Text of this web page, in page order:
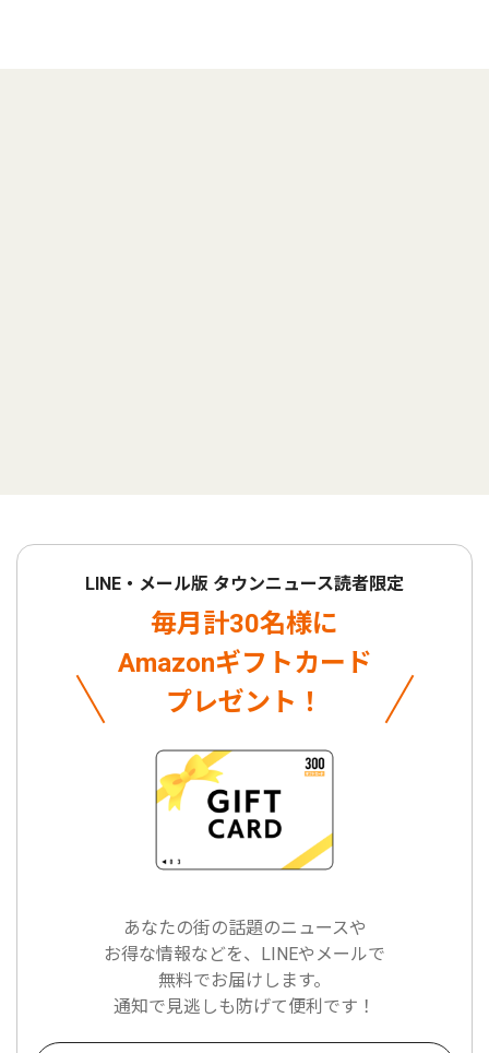
LINE・メール版 タウンニュース読者限定
毎月計30名様に
Amazonギフトカード
プレゼント！
あなたの街の話題のニュースや
お得な情報などを、LINEやメールで
無料でお届けします。
通知で見逃しも防げて便利です！